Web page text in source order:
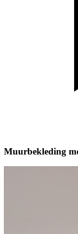
Muurbekleding